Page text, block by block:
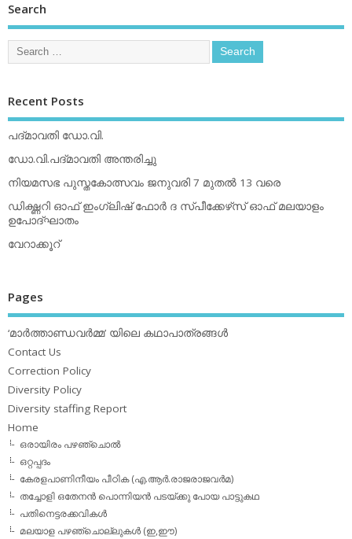
Search
Recent Posts
പദ്മാവതി ഡോ.വി.
ഡോ.വി.പദ്മാവതി അന്തരിച്ചു
നിയമസഭ പുസ്തകോത്സവം ജനുവരി 7 മുതല്‍ 13 വരെ
ഡിക്ഷ്ണറി ഓഫ് ഇംഗ്ലിഷ് ഫോര്‍ ദ സ്പീക്കേഴ്‌സ് ഓഫ് മലയാളം
ഉപോദ്ഘാതം
വേറാക്കൂറ്
Pages
‘മാര്‍ത്താണ്ഡവര്‍മ്മ’ യിലെ കഥാപാത്രങ്ങള്‍
Contact Us
Correction Policy
Diversity Policy
Diversity staffing Report
Home
ഒരായിരം പഴഞ്ചൊല്‍
ഒറ്റപ്പദം
കേരളപാണിനീയം പീഠിക (എ.ആര്‍.രാജരാജവര്‍മ)
തച്ചോളി ഒതേനൻ പൊന്നിയൻ പടയ്‌ക്കു പോയ പാട്ടുകഥ
പതിനെട്ടരക്കവികള്‍
മലയാള പഴഞ്ചൊല്ലുകള്‍ (ഇ,ഈ)